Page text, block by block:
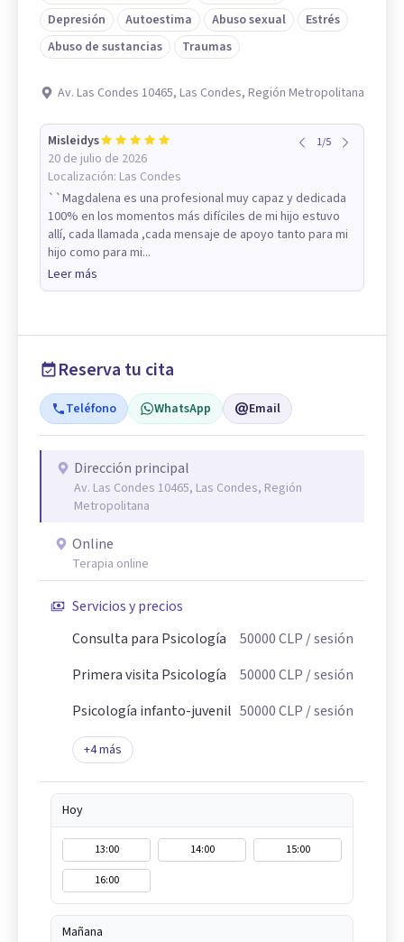
Depresión
Autoestima Abuso sexual
Estrés
Abuso de sustancias
Traumas
Av. Las Condes 10465, Las Condes, Región Metropolitana
Misleidys
20 de julio de 2026
Localización: Las Condes
1/5
``Magdalena es una profesional muy capaz y dedicada
100% en los momentos más difíciles de mi hijo estuvo
allí, cada llamada ,cada mensaje de apoyo tanto para mi
hijo como para mi...
Leer más
Reserva tu cita
Teléfono WhatsApp Email
Dirección principal
Av. Las Condes 10465, Las Condes, Región
Metropolitana
Online
Terapia online
Servicios y precios
Consulta para Psicología
50000CLP / sesión
Primera visita Psicología
50000CLP / sesión
Psicología infanto-juvenil 50000CLP / sesión
+4más
Hoy
13:00 14:00
15:00
16:00
Mañana